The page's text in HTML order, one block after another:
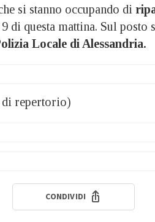
si stanno occupando di
di questa mattina. Sul posto
Locale di Alessandria.
di repertorio)
CONDIVIDI